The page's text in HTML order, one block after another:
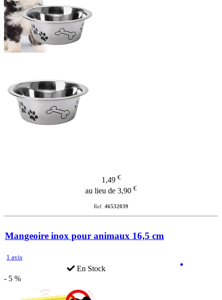
1,49 €
au lieu de 3,90 €
Ref. 46532039
Mangeoire inox pour animaux 16,5 cm
1 avis
En Stock
- 5 %